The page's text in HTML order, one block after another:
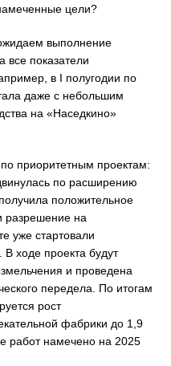
цели?
выполнение
все показатели
в I полугодии по
даже с небольшим
на «Наседкино»
приоритетным проектам:
по расширению
положительное
разрешение на
уже стартовали
ходе проекта будут
и проведена
передела. По итогам
рост
фабрики до 1,9
работ намечено на 2025